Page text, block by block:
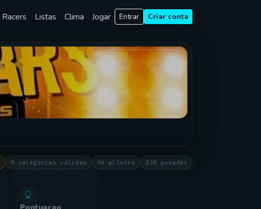
Racers Listas Clima Jogar Entrar Criar conta
9 categorias validas 64 pilotos 336 puxadas